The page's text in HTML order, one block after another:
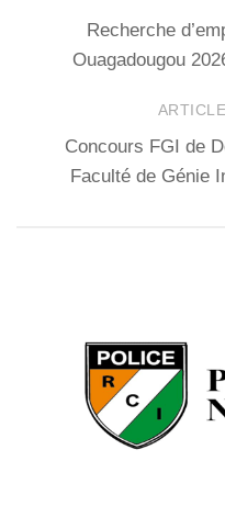
Recherche
Ouagadougou
Concours FGI de
Faculté de Génie